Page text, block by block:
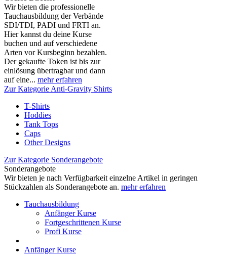
Wir bieten die professionelle
Tauchausbildung der Verbände
SDI/TDI, PADI und FRTI an.
Hier kannst du deine Kurse
buchen und auf verschiedene
Arten vor Kursbeginn bezahlen.
Der gekaufte Token ist bis zur
einlösung übertragbar und dann
auf eine... mehr erfahren
Zur Kategorie Anti-Gravity Shirts
T-Shirts
Hoddies
Tank Tops
Caps
Other Designs
Zur Kategorie Sonderangebote
Sonderangebote
Wir bieten je nach Verfügbarkeit einzelne Artikel in geringen
Stückzahlen als Sonderangebote an. mehr erfahren
Tauchausbildung
Anfänger Kurse
Fortgeschrittenen Kurse
Profi Kurse
Anfänger Kurse